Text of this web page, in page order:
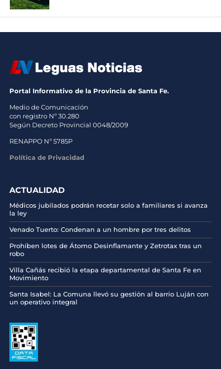
Portal Informativo de la Provincia de Santa Fe.
Medio de Comunicación
con registro Nº 30.280
Según Decreto Provincial 0048/2009
RENAPPO Nº 5785P
Política de Privacidad
ACTUALIDAD
Médicos jubilados podrán recetar solo a familiares si avanza
la ley
Venado Tuerto: Condenan a un hombre por tres delitos
Prohíben lotes de Átomo Desinflamante y Zetrotax tras un
robo
Villa Cañás recibió la etapa departamental de Santa Fe en
Movimiento
Santa Isabel: La Comuna llevó su gestión al barrio Luján con
un operativo integral